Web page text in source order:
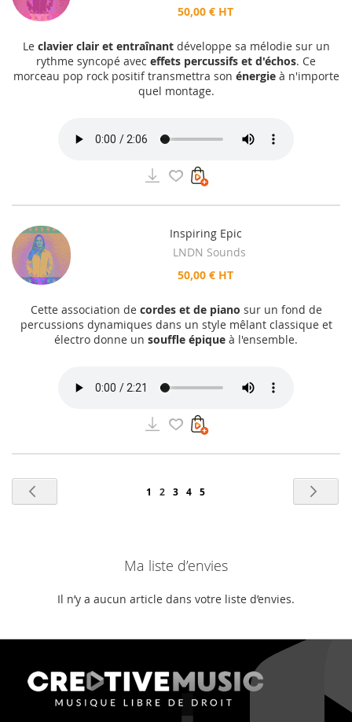
50,00 € HT
Le clavier clair et entraînantdéveloppe sa mélodie sur un
rythme syncopé avec effets percussifs et d'échos. Ce
morceau pop rock positif transmettra son énergieà n'importe
quel montage.
Inspiring Epic
LNDN Sounds
50,00 € HT
Cette association de cordes et de piano sur un fond de
percussions dynamiques dans un style mêlant classique et
électro donne un souffle épique à l'ensemble.
Page
Page
1
Vous
la
page
2 Page
3 Page
4 Page
5
Ma liste d’envies
Il n’y a aucun article dans votre liste d’envies.